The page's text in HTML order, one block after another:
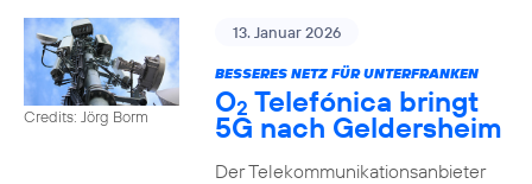
Credits: Jörg Borm
13. Januar 2026
BESSERES NETZ FÜR UNTERFRANKEN
O2 Telefónica bringt
5G nach Geldersheim
Der Telekommunikationsanbieter